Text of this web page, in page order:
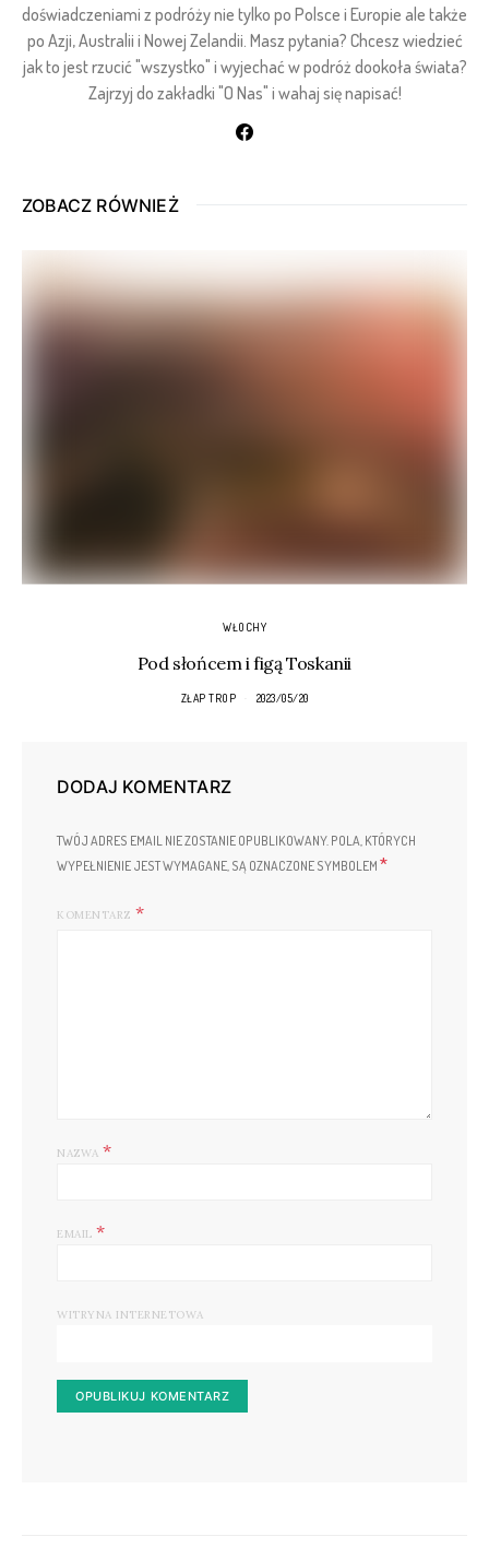
doświadczeniami z podróży nie tylko po Polsce i Europie ale także
po Azji, Australii i Nowej Zelandii. Masz pytania? Chcesz wiedzieć
jak to jest rzucić "wszystko" i wyjechać w podróż dookoła świata?
Zajrzyj do zakładki "O Nas" i wahaj się napisać!
ZOBACZ RÓWNIEŻ
WŁOCHY
Pod słońcem i figą Toskanii
ZŁAP TROP 2023/05/20
DODAJ KOMENTARZ
TWÓJ ADRES EMAIL NIE ZOSTANIE OPUBLIKOWANY. POLA, KTÓRYCH
WYPEŁNIENIE JEST WYMAGANE, SĄ OZNACZONE SYMBOLEM *
KOMENTARZ
NAZWA *
EMAIL *
WITRYNA INTERNETOWA